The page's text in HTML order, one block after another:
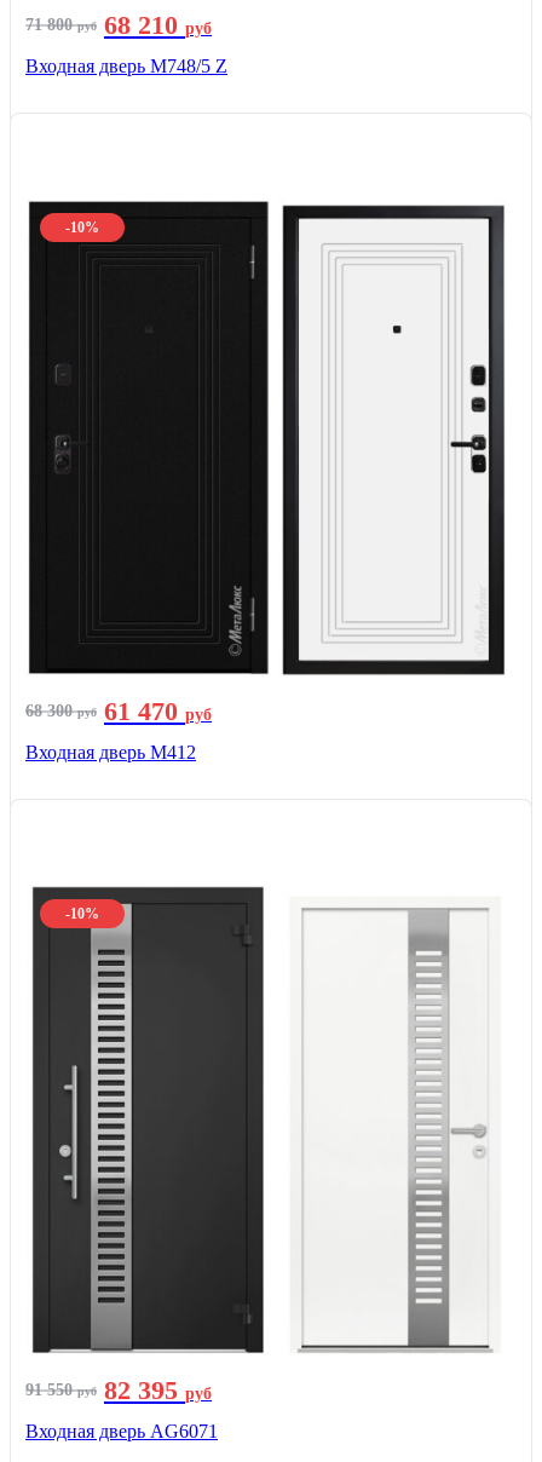
71 800руб 68 210 руб
Входная дверь М748/5 Z
-10%
68 300руб 61 470 руб
Входная дверь М412
-10%
91 550руб 82 395 руб
Входная дверь AG6071